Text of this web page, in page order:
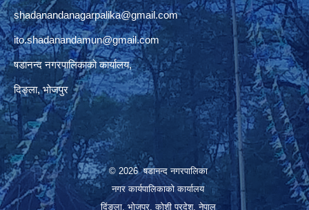
shadanandanagarpalika@gmail.com
ito.shadanandamun@gmail.com
षडानन्द नगरपालिकाको कार्यालय,
दिङ्ला, भोजपुर
© 2026 षडानन्द नगरपालिका
नगर कार्यपालिकाको कार्यालय
दिंङ्ला, भोजपुर, कोशी प्रदेश, नेपाल